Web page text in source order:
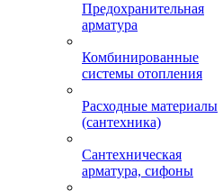
Предохранительная
арматура
Комбинированные
системы отопления
Расходные материалы
(сантехника)
Сантехническая
арматура, сифоны